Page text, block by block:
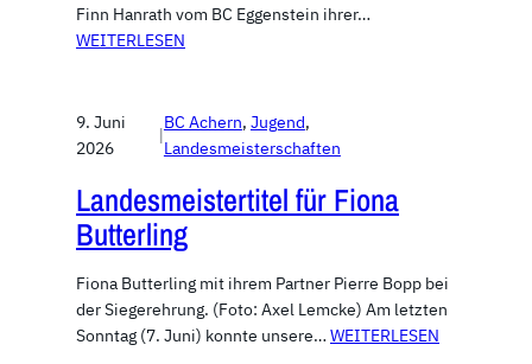
Finn Hanrath vom BC Eggenstein ihrer…
WEITERLESEN
9. Juni
2026
|
BC Achern, Jugend
Landesmeisterschaften
Landesmeistertitel für Fiona
Butterling
Fiona Butterling mit ihrem Partner Pierre Bopp bei
der Siegerehrung. (Foto: Axel Lemcke) Am letzten
Sonntag (7. Juni) konnte unsere… WEITERLESEN